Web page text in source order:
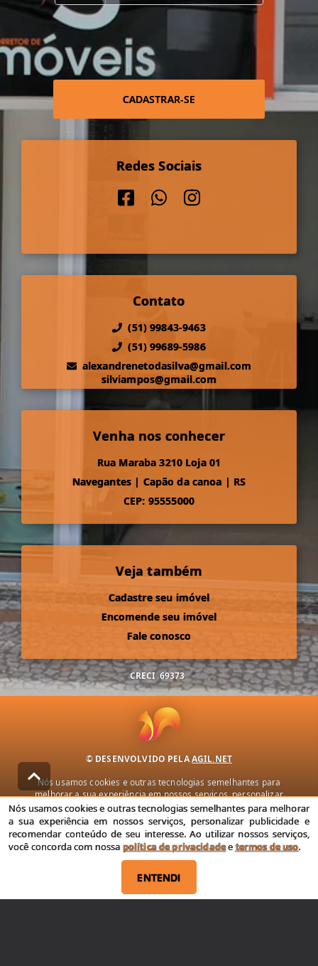
CADASTRAR-SE
Redes Sociais
Contato
(51) 99843-9463
(51) 99689-5986
alexandrenetodasilva@gmail.com
silviampos@gmail.com
Venha nos conhecer
Rua Maraba 3210 Loja 01
Navegantes | Capão da canoa | RS
CEP: 95555000
Veja também
Cadastre seu imóvel
Encomende seu imóvel
Fale conosco
CRECI 69373
© DESENVOLVIDO PELAAGIL.NET
Nós usamos cookies e outras tecnologias semelhantes para
melhorar a sua experiência em nossos serviços, personalizar
publicidade e recomendar conteúdo de seu interesse. Ao utilizar
nossos serviços, você concorda com nossa política de privacidade e
termos de uso.
Política de Privacidade Termos de uso
Nós usamos cookies e outras tecnologias semelhantes para melhorar
a sua experiência em nossos serviços, personalizar publicidade e
recomendar conteúdo de seu interesse. Ao utilizar nossos serviços,
você concorda com nossa política de privacidadeetermos de uso.
ENTENDI